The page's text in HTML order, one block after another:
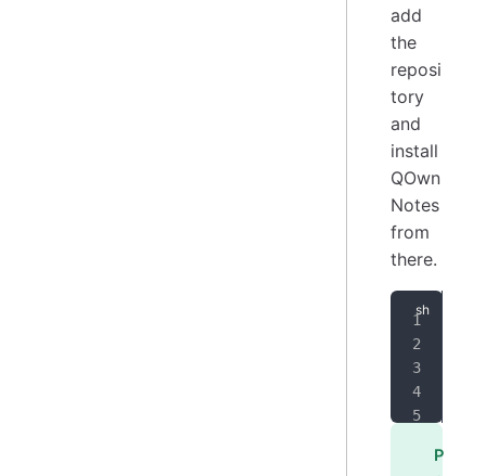
add
the
reposi
tory
and
install
QOwn
Notes
from
there.
P